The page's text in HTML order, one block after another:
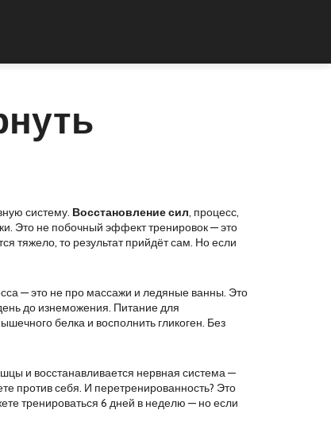
систему. Восстановление сил, процесс,
. Это не побочный эффект тренировок — это
тяжело, то результат прийдёт сам. Но если
— это не про массажи и ледяные ванны. Это
до изнеможения. Питание для
белка и восполнить гликоген. Без
и восстанавливается нервная система—
против себя. И перетренированность? Это
тренироваться 6 дней в неделю — но если